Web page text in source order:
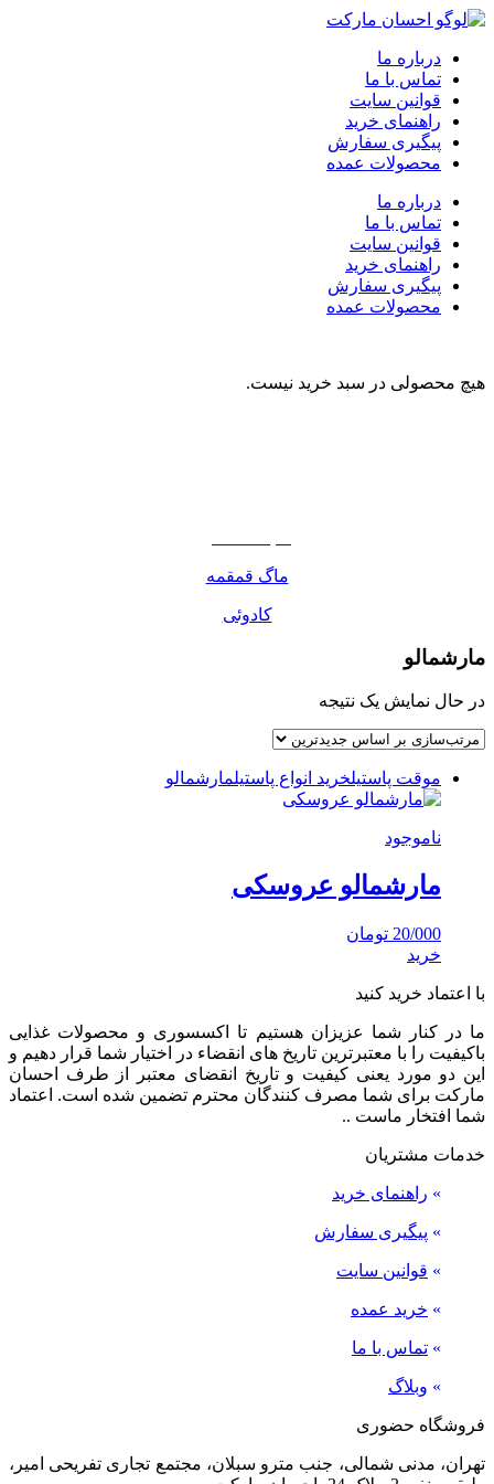
درباره ما
تماس با ما
قوانین سایت
راهنمای خرید
پیگیری سفارش
محصولات عمده
درباره ما
تماس با ما
قوانین سایت
راهنمای خرید
پیگیری سفارش
محصولات عمده
هیچ محصولی در سبد خرید نیست.
ماگ قمقمه
کادوئی
مارشمالو
در حال نمایش یک نتیجه
موقت پاستیلخرید انواع پاستیلمارشمالو
ناموجود
مارشمالو عروسکی
20/000 تومان
خرید
با اعتماد خرید کنید
ما در کنار شما عزیزان هستیم تا اکسسوری و محصولات غذایی
باکیفیت را با معتبرترین تاریخ های انقضاء در اختیار شما قرار دهیم و
این دو مورد یعنی کیفیت و تاریخ انقضای معتبر از طرف احسان
مارکت برای شما مصرف کنندگان محترم تضمین شده است. اعتماد
شما افتخار ماست ..
خدمات مشتریان
» راهنمای خرید
» پیگیری سفارش
» قوانین سایت
» خرید عمده
» تماس با ما
» وبلاگ
فروشگاه حضوری
تهران، مدنی شمالی، جنب مترو سبلان، مجتمع تجاری تفریحی امیر،